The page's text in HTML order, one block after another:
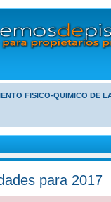
FISICO-QUIMICO DE
para 2017